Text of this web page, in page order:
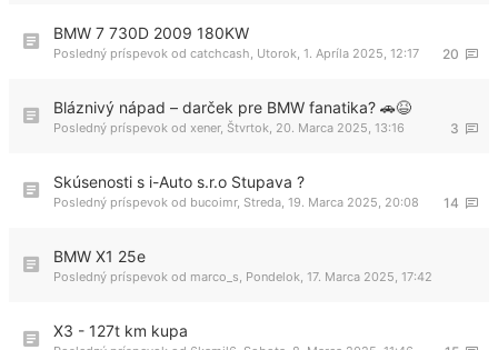
BMW 7 730D 2009 180KW
20
Posledný príspevok od catchcash Utorok, 1. Apríla 2025, 12:17
Bláznivý nápad – darček pre BMW fanatika? 🚗😆
3
Posledný príspevok od xener, Štvrtok, 20. Marca 2025, 13:16
Skúsenosti s i-Auto s.r.o Stupava ?
14
Posledný príspevok od bucoimr, Streda, 19. Marca 2025, 20:08
BMW X1 25e
Posledný príspevok od marco_s Pondelok, 17. Marca 2025, 17:42
X3 - 127t km kupa